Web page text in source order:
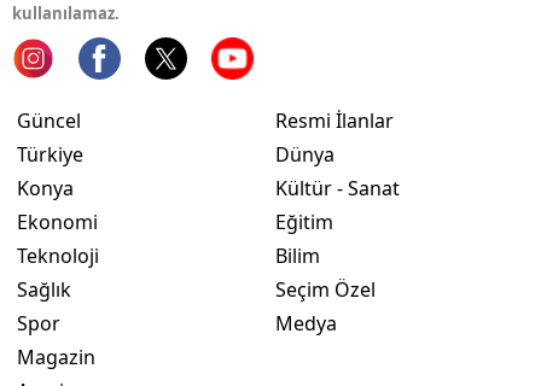
Trabzon
kullanılamaz.
Güncel
Türkiye
Konya
Ekonomi
Teknoloji
Sağlık
Spor
Magazin
Resmi İlanlar
Dünya
Kültür - Sanat
Eğitim
Bilim
Seçim Özel
Medya